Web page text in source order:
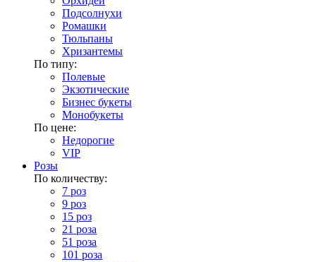
Подсолнухи
Ромашки
Тюльпаны
Хризантемы
По типу:
Полевые
Экзотические
Бизнес букеты
Монобукеты
По цене:
Недорогие
VIP
Розы
По количеству:
7 роз
9 роз
15 роз
21 роза
51 роза
101 роза